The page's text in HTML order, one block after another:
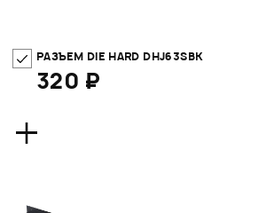
РАЗЪЕМ DIE HARD DHJ63SBK
320 ₽
+